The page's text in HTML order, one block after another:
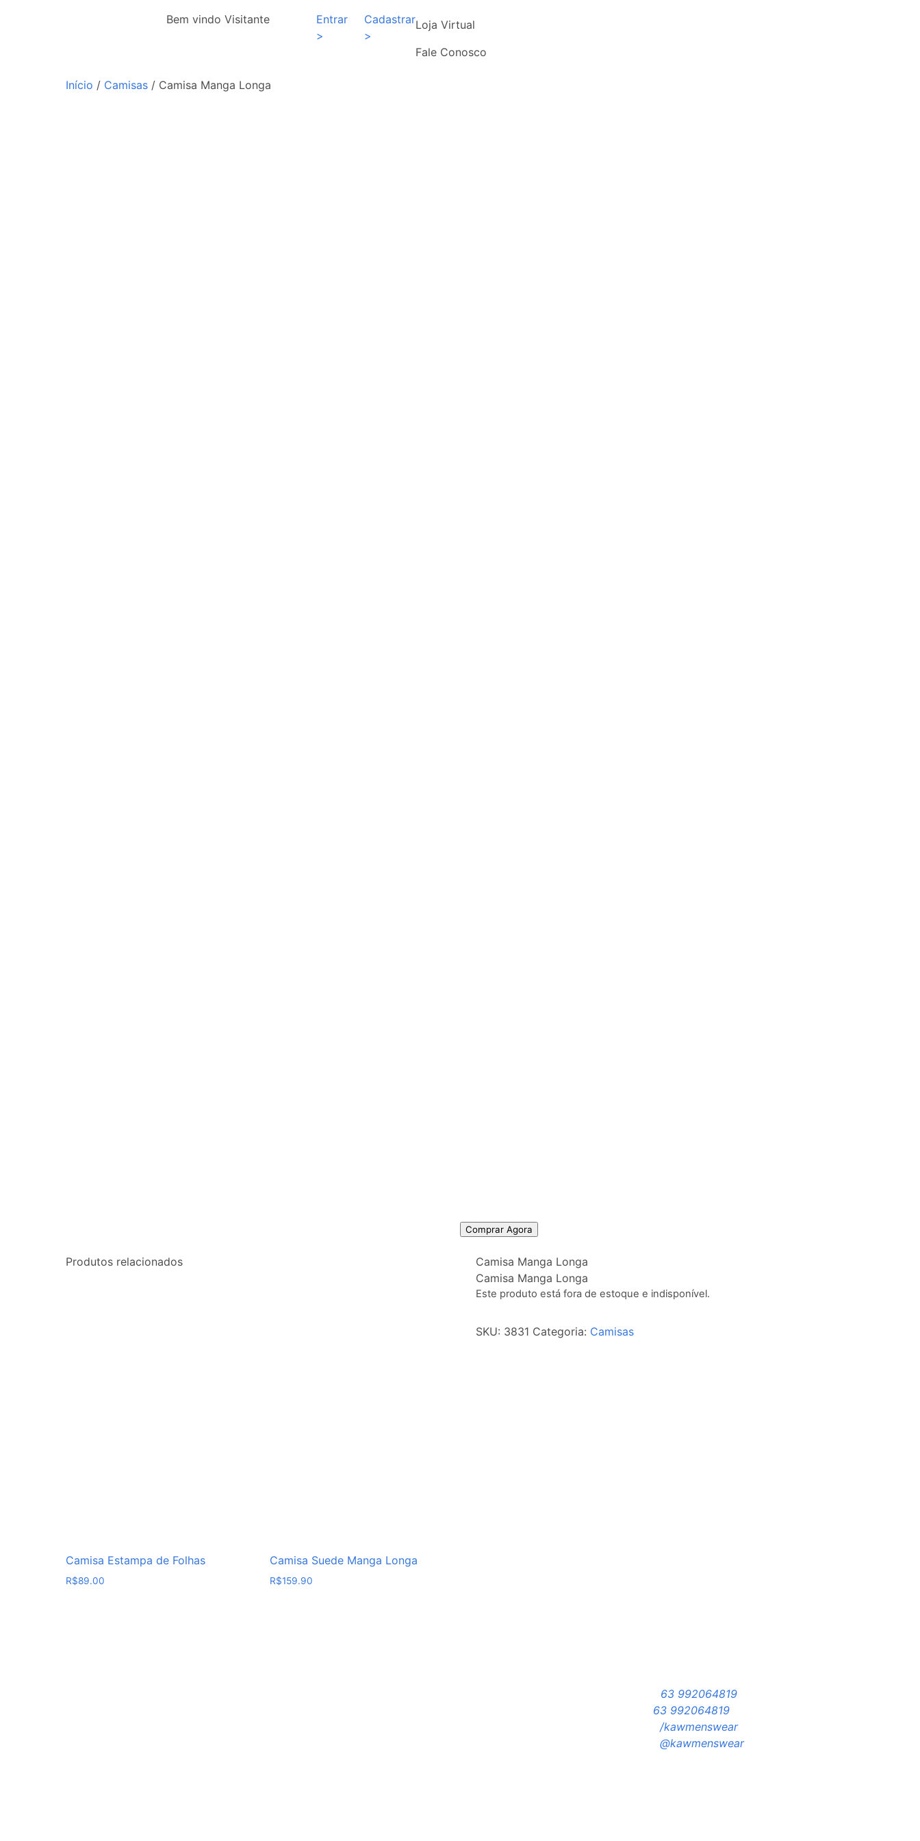
Bem vindo Visitante
Entrar
>
Cadastrar
>
Loja Virtual
Fale Conosco
Início / Camisas / Camisa Manga Longa
Comprar Agora
Camisa Manga Longa
Camisa Manga Longa
Este produto está fora de estoque e indisponível.
SKU: 3831 Categoria: Camisas
Produtos relacionados
Camisa Estampa de Folhas
R$89.00
Camisa Suede Manga Longa
R$159.90
63 992064819
63 992064819
/kawmenswear
@kawmenswear